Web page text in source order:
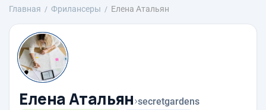
Главная Фрилансеры Елена Атальян
Елена Атальян›secretgardens